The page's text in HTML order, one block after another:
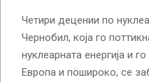
Четири децении по
Чернобил, која го
нуклеарната енергија и
Европа и пошироко, се